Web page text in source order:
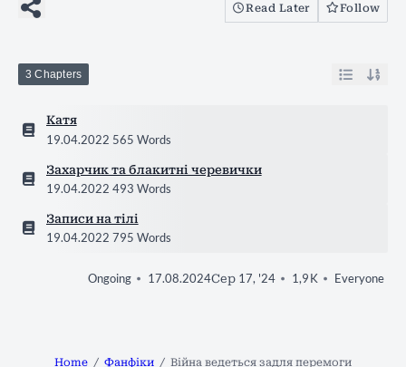
Read Later Follow
3 Chapters
Катя
19.04.2022 565 Words
Захарчик та блакитні черевички
19.04.2022 493 Words
Записи на тілі
19.04.2022 795 Words
Ongoing 17.08.2024Сер 17, '24 1,9 K Everyone
Home Фанфіки Війна ведеться задля перемоги